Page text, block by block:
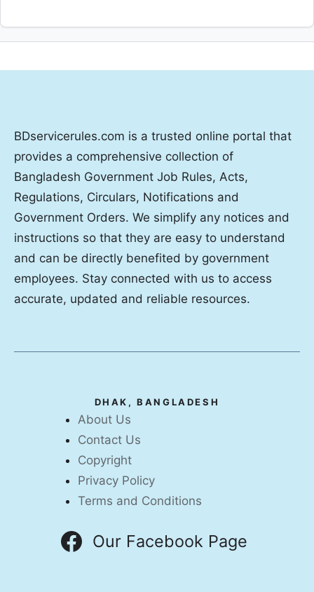
BDservicerules.com is a trusted online portal that
provides a comprehensive collection of
Bangladesh Government Job Rules, Acts,
Regulations, Circulars, Notifications and
Government Orders. We simplify any notices and
instructions so that they are easy to understand
and can be directly benefited by government
employees. Stay connected with us to access
accurate, updated and reliable resources.
DHAK, BANGLADESH
About Us
Contact Us
Copyright
Privacy Policy
Terms and Conditions
Our Facebook Page